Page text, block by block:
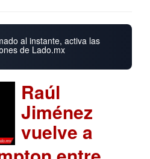
al instante, activa las
de Lado.mx
Raúl
Jiménez
vuelve a